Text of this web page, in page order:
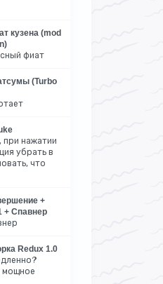
кузена (mod
фиат
(Turbo
при нажатии
убрать в
что
+
+ Спавнер
Redux 1.0
мощное